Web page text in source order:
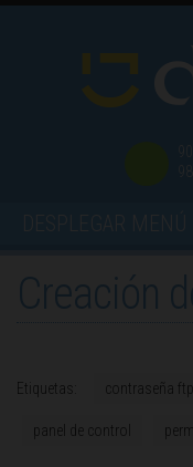
Etiquetas: contraseña ftp
panel de control